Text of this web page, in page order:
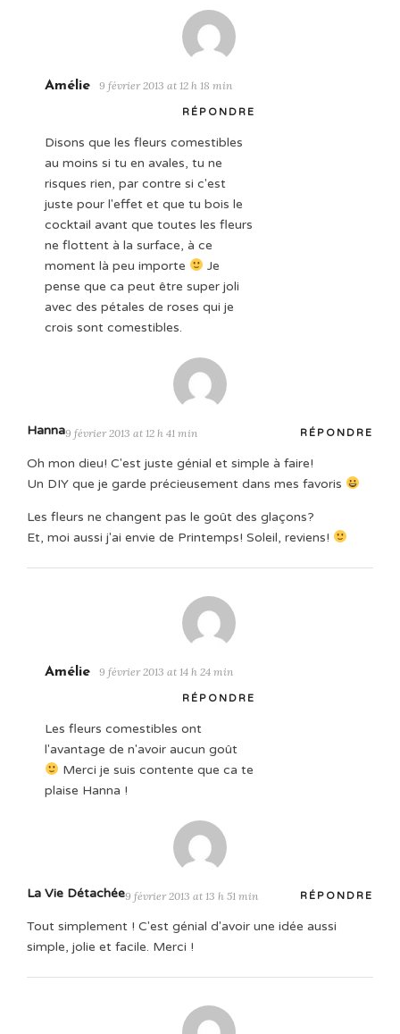
Amélie 9 février 2013 at 12 h 18 min
RÉPONDRE
Disons que les fleurs comestibles
au moins si tu en avales, tu ne
risques rien, par contre si c'est
juste pour l'effet et que tu bois le
cocktail avant que toutes les fleurs
ne flottent à la surface, à ce
moment là peu importe
Je
pense que ca peut être super joli
avec des pétales de roses qui je
crois sont comestibles.
Hanna9 février 2013 at 12 h 41 min RÉPONDRE
Oh mon dieu! C'est juste génial et simple à faire!
Un DIY que je garde précieusement dans mes favoris
Les fleurs ne changent pas le goût des glaçons?
Et, moi aussi j'ai envie de Printemps! Soleil, reviens!
Amélie 9 février 2013 at 14 h 24 min
RÉPONDRE
Les fleurs comestibles ont
l'avantage de n'avoir aucun goût
Merci je suis contente que ca te
plaise Hanna !
La Vie Détachée9 février 2013 at 13 h 51 min RÉPONDRE
Tout simplement ! C'est génial d'avoir une idée aussi
simple, jolie et facile. Merci !